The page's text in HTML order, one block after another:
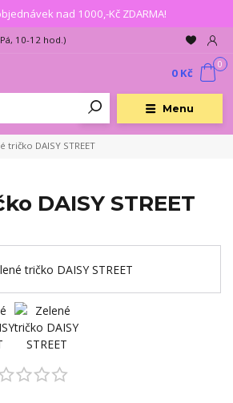
nad 1000,-Kč ZDARMA!
Menu
10-12 hod.)
0
0 Kč
tričko DAISY STREET
DAISY STREET